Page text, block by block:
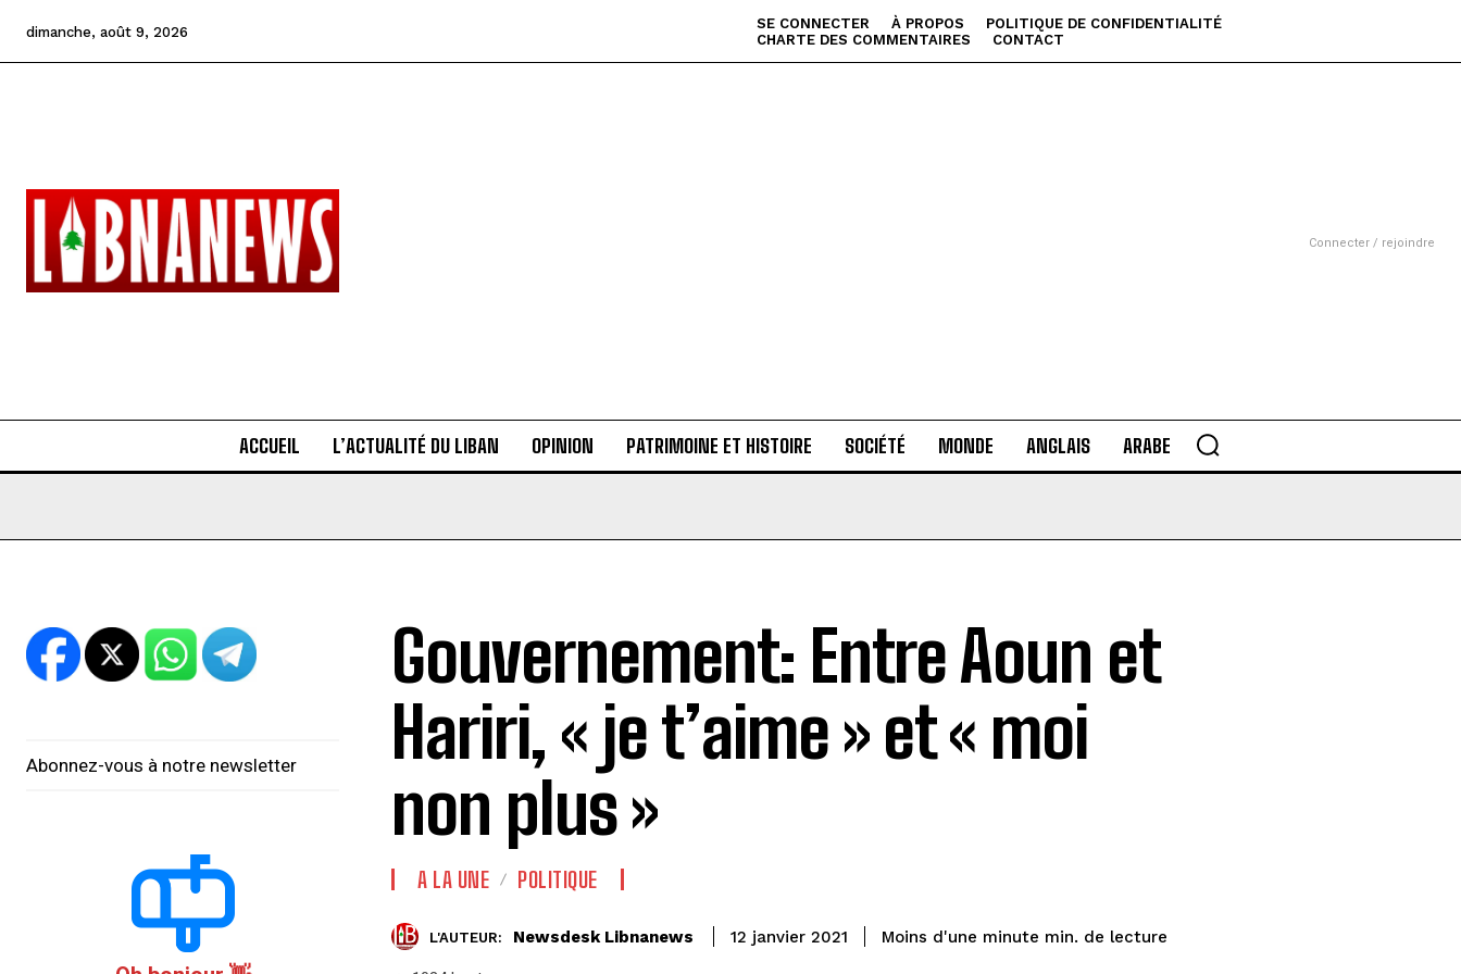
dimanche, août 9, 2026 SE CONNECTER À PROPOS
POLITIQUE DE CONFIDENTIALITÉ
CHARTE DES COMMENTAIRES
CONTACT
Connecter / rejoindre
ACCUEIL L’ACTUALITÉ DU LIBAN OPINION PATRIMOINE ET HISTOIRE SOCIÉTÉ MONDE ANGLAIS ARABE
Abonnez-vous à notre newsletter
Gouvernement: Entre Aoun et
Hariri, « je t’aime » et « moi
non plus »
A LA UNE POLITIQUE
L'AUTEUR: Newsdesk Libnanews 12 janvier 2021 Moins d'une minute min. de lecture